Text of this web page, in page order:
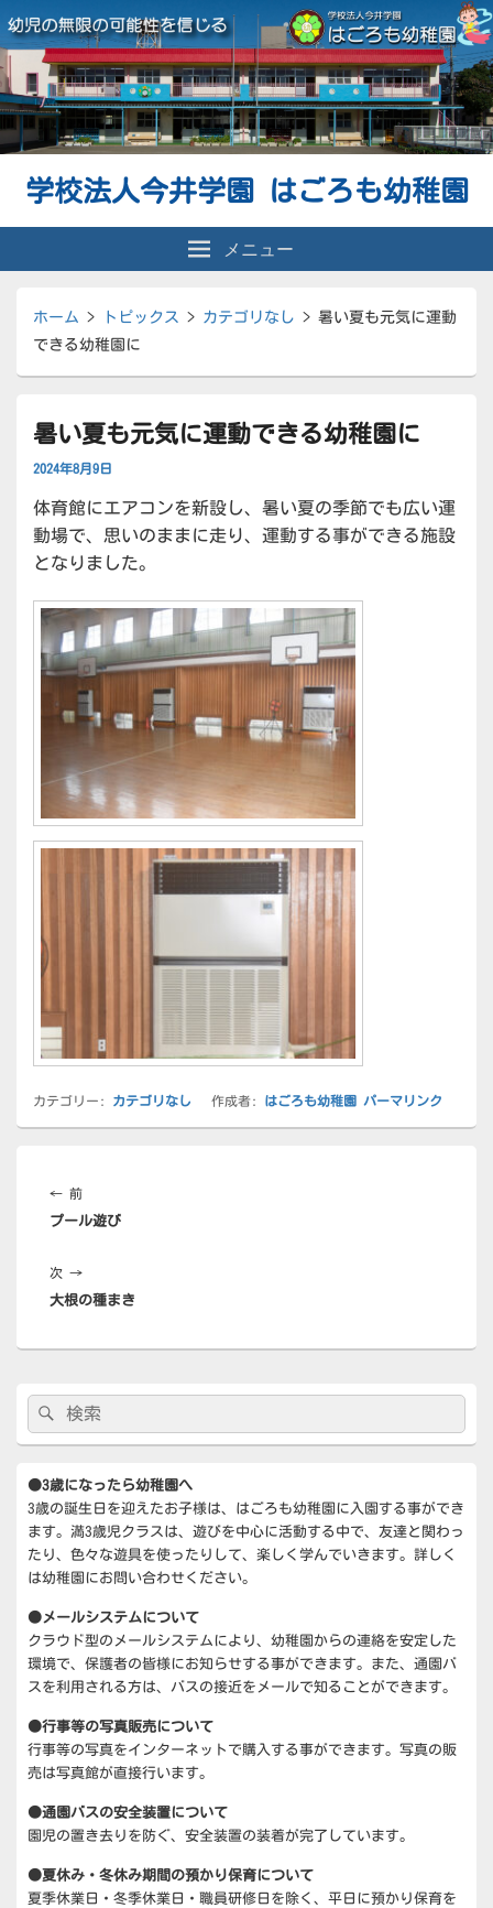
学校法人今井学園 はごろも幼稚園
メニュー
ホーム > トピックス > カテゴリなし > 暑い夏も元気に運動
できる幼稚園に
暑い夏も元気に運動できる幼稚園に
2024年8月9日
体育館にエアコンを新設し、暑い夏の季節でも広い運
動場で、思いのままに走り、運動する事ができる施設
となりました。
カテゴリー: カテゴリなし 作成者: はごろも幼稚園 パーマリンク
稿
ナ
ゲ
ー
← 前前
の
稿:
プール遊び
次 →次
の
大根の種まき
ン
サ
ド
バ
ー
ウ
ェ
エ
リ
検
索:
検
索
●3歳になったら幼稚園へ
3歳の誕生日を迎えたお子様は、はごろも幼稚園に入園する事ができ
ます。満3歳児クラスは、遊びを中心に活動する中で、友達と関わっ
たり、色々な遊具を使ったりして、楽しく学んでいきます。詳しく
は幼稚園にお問い合わせください。
●メールシステムについて
クラウド型のメールシステムにより、幼稚園からの連絡を安定した
環境で、保護者の皆様にお知らせする事ができます。また、通園バ
スを利用される方は、バスの接近をメールで知ることができます。
●行事等の写真販売について
行事等の写真をインターネットで購入する事ができます。写真の販
売は写真館が直接行います。
●通園バスの安全装置について
園児の置き去りを防ぐ、安全装置の装着が完了しています。
●夏休み・冬休み期間の預かり保育について
夏季休業日・冬季休業日・職員研修日を除く、平日に預かり保育を